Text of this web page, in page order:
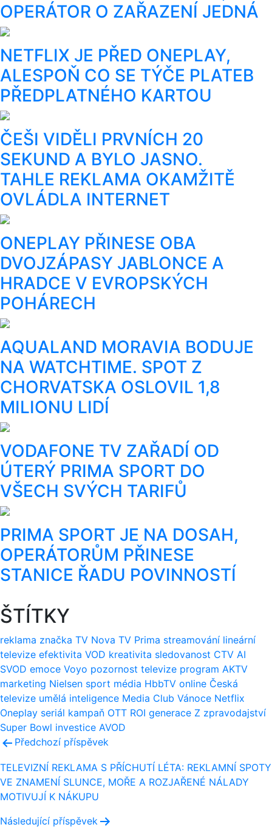
OPERÁTOR O ZAŘAZENÍ JEDNÁ
NETFLIX JE PŘED ONEPLAY,
ALESPOŇ CO SE TÝČE PLATEB
PŘEDPLATNÉHO KARTOU
ČEŠI VIDĚLI PRVNÍCH 20
SEKUND A BYLO JASNO.
TAHLE REKLAMA OKAMŽITĚ
OVLÁDLA INTERNET
ONEPLAY PŘINESE OBA
DVOJZÁPASY JABLONCE A
HRADCE V EVROPSKÝCH
POHÁRECH
AQUALAND MORAVIA BODUJE
NA WATCHTIME. SPOT Z
CHORVATSKA OSLOVIL 1,8
MILIONU LIDÍ
VODAFONE TV ZAŘADÍ OD
ÚTERÝ PRIMA SPORT DO
VŠECH SVÝCH TARIFŮ
PRIMA SPORT JE NA DOSAH,
OPERÁTORŮM PŘINESE
STANICE ŘADU POVINNOSTÍ
ŠTÍTKY
reklama značka TV Nova TV Prima streamování lineární
televize efektivita VOD kreativita sledovanost CTV AI
SVOD emoce Voyo pozornost televize program AKTV
marketing Nielsen sport média HbbTV online Česká
televize umělá inteligence Media Club Vánoce Netflix
Oneplay seriál kampaň OTT ROI generace Z zpravodajství
Super Bowl investice AVOD
Navigace
pro
příspěvek
Předchozí příspěvek
TELEVIZNÍ REKLAMA S PŘÍCHUTÍ LÉTA: REKLAMNÍ SPOTY
VE ZNAMENÍ SLUNCE, MOŘE A ROZJAŘENÉ NÁLADY
MOTIVUJÍ K NÁKUPU
Následující příspěvek